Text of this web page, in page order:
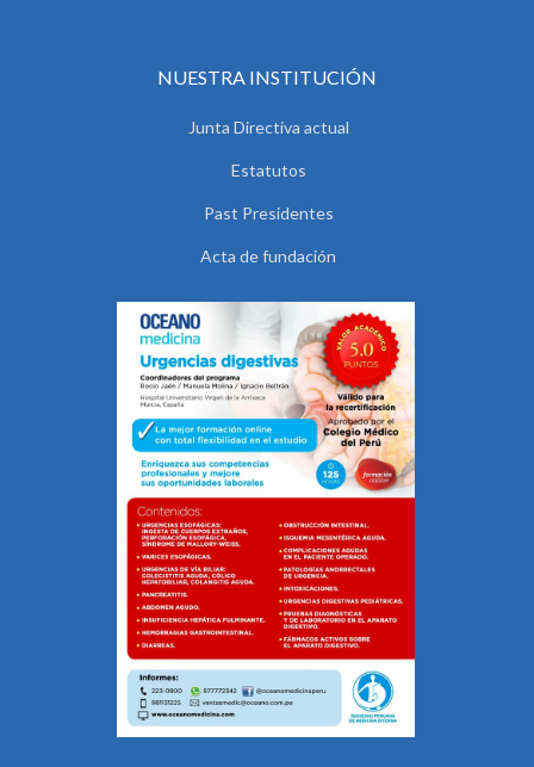
NUESTRA INSTITUCIÓN
Junta Directiva actual
Estatutos
Past Presidentes
Acta de fundación